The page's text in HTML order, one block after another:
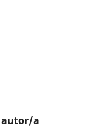
autor/a